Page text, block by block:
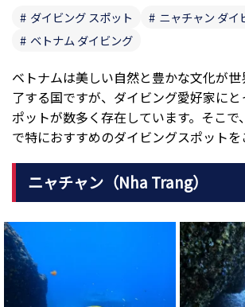
ダイビング スポット
ニャチャン ダイ
ベトナム ダイビング
ベトナムは美しい自然と豊かな文化が
了する国ですが、ダイビング愛好家に
ポットが数多く存在しています。そこで
で特におすすめのダイビングスポットを
ニャチャン（Nha Trang）